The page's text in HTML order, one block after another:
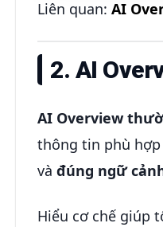
Liên quan: AI
2. AI
AI Overview
thông tin phù hợp
và đúng ngữ
Hiểu cơ chế giúp